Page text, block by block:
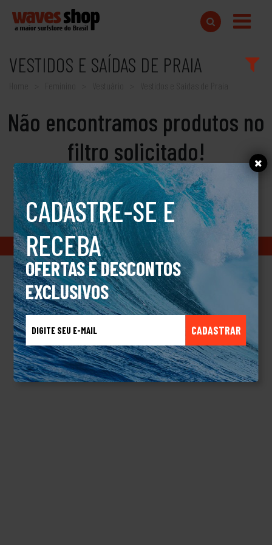
CADASTRE-SE E
RECEBA
OFERTAS E DESCONTOS
EXCLUSIVOS
CADASTRAR
VESTIDOS E SAÍDAS DE PRAIA
Home Feminino
Não encontramos produtos no
filtro solicitado!
Copyright © 2018 www.wavesshop.com.br - Todos os direitos reservados